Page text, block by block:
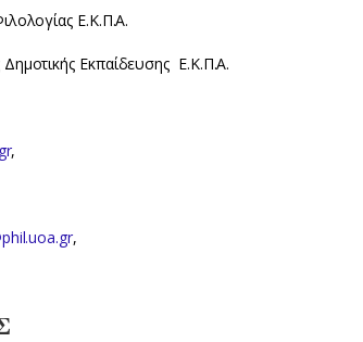
Ε.Κ.Π.Α.
Εκπαίδευσης Ε.Κ.Π.Α.
,
,